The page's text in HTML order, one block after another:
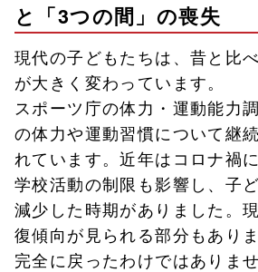
と「3つの間」の喪失
現代の子どもたちは、昔と比
が大きく変わっています。
スポーツ庁の体力・運動能力
の体力や運動習慣について継
れています。近年はコロナ禍
学校活動の制限も影響し、子
減少した時期がありました。
復傾向が見られる部分もあり
完全に戻ったわけではありませ